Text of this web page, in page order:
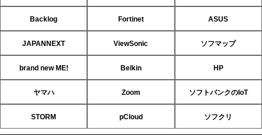
Backlog Fortinet ASUS
JAPANNEXT ViewSonic ソフマップ
brand new ME! Belkin HP
ヤマハ Zoom ソフトバンクのIoT
STORM pCloud ソフクリ